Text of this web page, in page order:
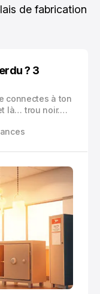
de fabrication
? 3
connectes à ton
là… trou noir.
» pas.